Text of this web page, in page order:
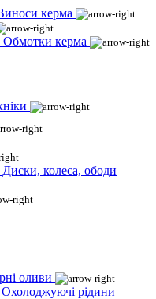
керма
Обмотки керма
Диски, колеса, ободи
оливи
Охолоджуючі рідини